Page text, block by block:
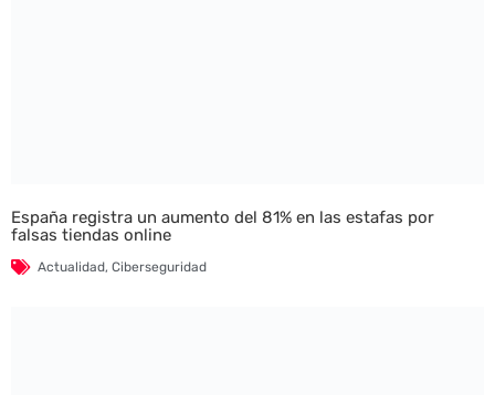
España registra un aumento del 81% en las estafas por
falsas tiendas online
Actualidad, Ciberseguridad